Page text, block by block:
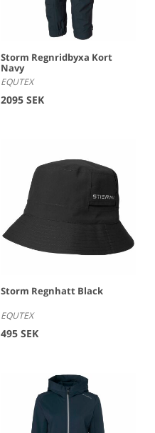
Storm Regnridbyxa Kort
Navy
EQUTEX
2095 SEK
Storm Regnhatt Black
EQUTEX
495 SEK